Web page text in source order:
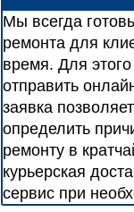
Мы всегда
ремонта для
время. Для
отправить
заявка
определить
ремонту в
курьерская
сервис при